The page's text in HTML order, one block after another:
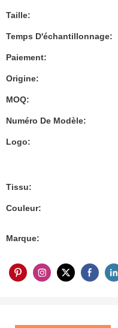
Taille:
Temps D'échantillonnage:
Paiement:
Origine:
MOQ:
Numéro De Modèle:
Logo:
Tissu:
Couleur:
Marque: